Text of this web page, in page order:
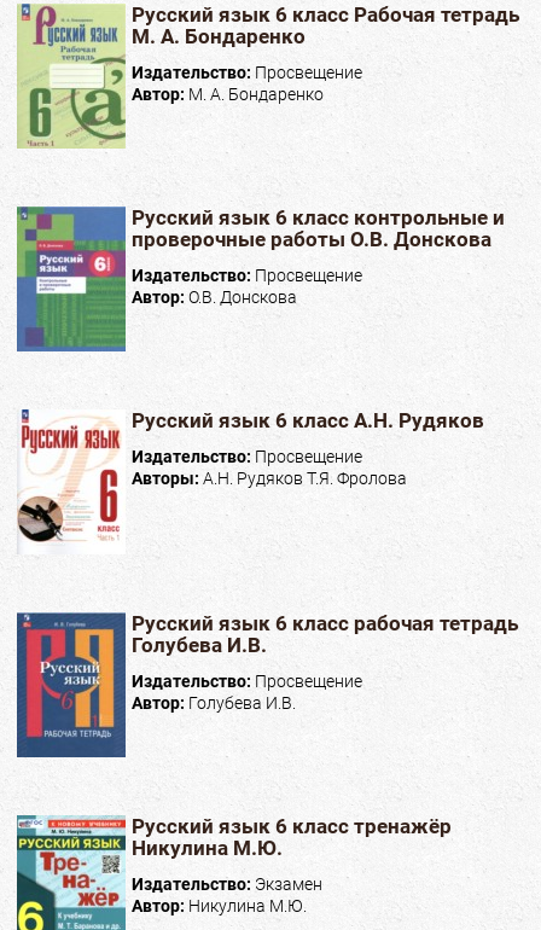
Русский язык 6 класс Рабочая тетрадь
М. А. Бондаренко
Издательство: Просвещение
Автор: М. А. Бондаренко
Русский язык 6 класс контрольные и
проверочные работы О.В. Донскова
Издательство: Просвещение
Автор: О.В. Донскова
Русский язык 6 класс А.Н. Рудяков
Издательство: Просвещение
Авторы: А.Н. Рудяков Т.Я. Фролова
Русский язык 6 класс рабочая тетрадь
Голубева И.В.
Издательство: Просвещение
Автор: Голубева И.В.
Русский язык 6 класс тренажёр
Никулина М.Ю.
Издательство: Экзамен
Автор: Никулина М.Ю.